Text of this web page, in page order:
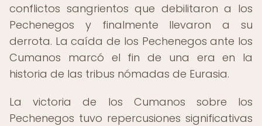
conflictos sangrientos que debilitaron a los
Pechenegos y finalmente llevaron a su
derrota. La caída de los Pechenegos ante los
Cumanos marcó el fin de una era en la
historia de las tribus nómadas de Eurasia.
La victoria de los Cumanos sobre los
Pechenegos tuvo repercusiones significativas